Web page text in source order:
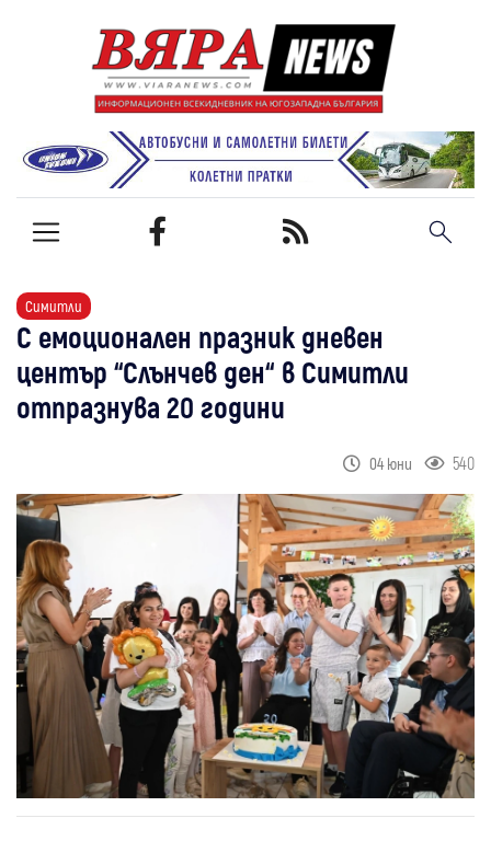
Симитли
С емоционален празник дневен
център “Слънчев ден“ в Симитли
отпразнува 20 години
04 юни 540